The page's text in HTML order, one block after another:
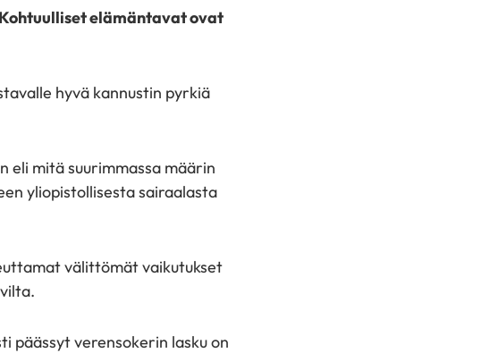
elämäntavat ovat
hyvä kannustin pyrkiä
eli mitä suurimmassa määrin
yliopistollisesta sairaalasta
välittömät vaikutukset
päässyt verensokerin lasku on